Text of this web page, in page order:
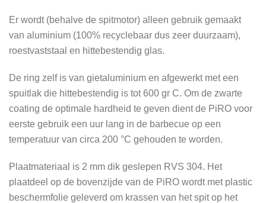
Er wordt (behalve de spitmotor) alleen gebruik gemaakt
van aluminium (100% recyclebaar dus zeer duurzaam),
roestvaststaal en hittebestendig glas.
De ring zelf is van gietaluminium en afgewerkt met een
spuitlak die hittebestendig is tot 600 gr C. Om de zwarte
coating de optimale hardheid te geven dient de PiRO voor
eerste gebruik een uur lang in de barbecue op een
temperatuur van circa 200 °C gehouden te worden.
Plaatmateriaal is 2 mm dik geslepen RVS 304. Het
plaatdeel op de bovenzijde van de PiRO wordt met plastic
beschermfolie geleverd om krassen van het spit op het